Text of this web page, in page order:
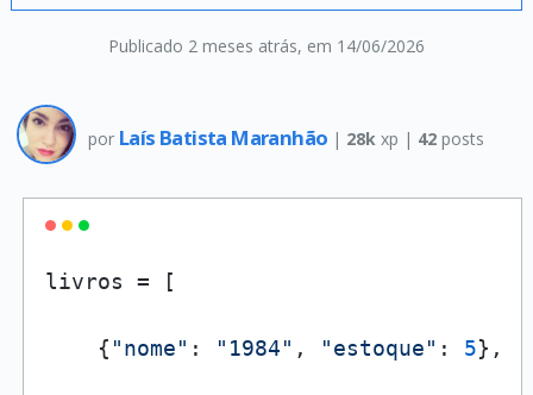
Publicado 2 meses atrás, em 14/06/2026
por Laís Batista Maranhão | 28k xp | 42posts
livros = [
    {
"nome" : "1984" , "estoque" : 5},